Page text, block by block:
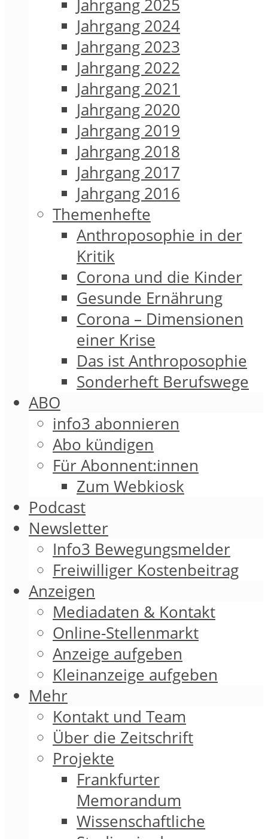
Jahrgang 2025
Jahrgang 2024
Jahrgang 2023
Jahrgang 2022
Jahrgang 2021
Jahrgang 2020
Jahrgang 2019
Jahrgang 2018
Jahrgang 2017
Jahrgang 2016
Themenhefte
Anthroposophie in der
Kritik
Corona und die Kinder
Gesunde Ernährung
Corona – Dimensionen
einer Krise
Das ist Anthroposophie
Sonderheft Berufswege
ABO
info3 abonnieren
Abo kündigen
Für Abonnent:innen
Zum Webkiosk
Podcast
Newsletter
Info3 Bewegungsmelder
Freiwilliger Kostenbeitrag
Anzeigen
Mediadaten & Kontakt
Online-Stellenmarkt
Anzeige aufgeben
Kleinanzeige aufgeben
Mehr
Kontakt und Team
Über die Zeitschrift
Projekte
Frankfurter
Memorandum
Wissenschaftliche